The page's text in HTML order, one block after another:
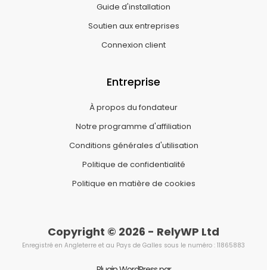
Guide d'installation
Soutien aux entreprises
Connexion client
Entreprise
À propos du fondateur
Notre programme d'affiliation
Conditions générales d'utilisation
Politique de confidentialité
Politique en matière de cookies
Copyright © 2026 - RelyWP Ltd
Enregistré en Angleterre et au Pays de Galles sous le numéro : 11865883